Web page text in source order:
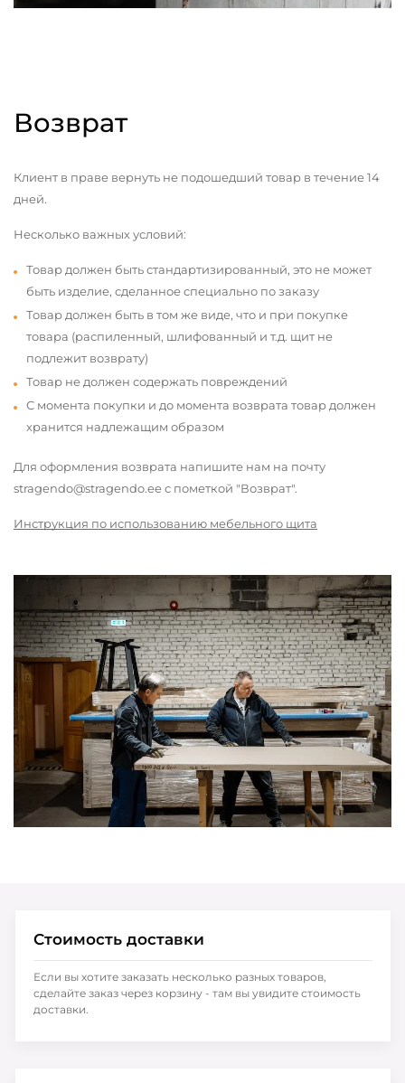
Возврат
Клиент в праве вернуть не подошедший товар в течение 14
дней.
Несколько важных условий:
Товар должен быть стандартизированный, это не может
быть изделие, сделанное специально по заказу
Товар должен быть в том же виде, что и при покупке
товара (распиленный, шлифованный и т.д. щит не
подлежит возврату)
Товар не должен содержать повреждений
С момента покупки и до момента возврата товар должен
хранится надлежащим образом
Для оформления возврата напишите нам на почту
stragendo@stragendo.ee с пометкой "Возврат".
Инструкция по использованию мебельного щита
Стоимость доставки
Если вы хотите заказать несколько разных товаров,
сделайте заказ через корзину - там вы увидите стоимость
доставки.